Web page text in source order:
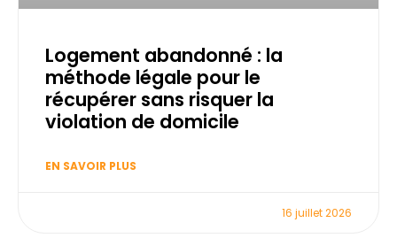
Logement abandonné : la
méthode légale pour le
récupérer sans risquer la
violation de domicile
EN SAVOIR PLUS
16 juillet 2026